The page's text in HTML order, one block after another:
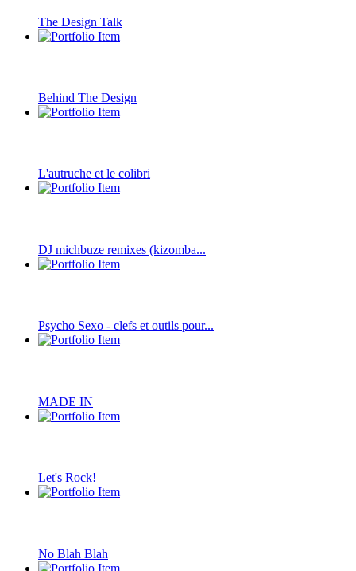
The Design Talk
Behind The Design
L'autruche et le colibri
DJ michbuze remixes (kizomba...
Psycho Sexo - clefs et outils pour...
MADE IN
Let's Rock!
No Blah Blah